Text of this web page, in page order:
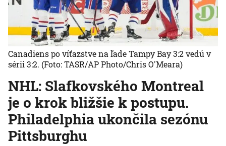
NHL: Slafkovského Montreal
je o krok bližšie k postupu.
Philadelphia ukončila sezónu
Pittsburghu
Canadiens po víťazstve na ľade Tampy Bay 3:2 vedú v
sérii 3:2. (Foto: TASR/AP Photo/Chris O'Meara)